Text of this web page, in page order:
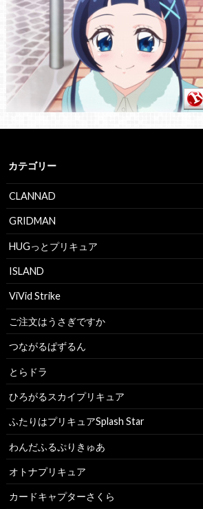
カテゴリー
CLANNAD
GRIDMAN
HUGっとプリキュア
ISLAND
ViVid Strike
ご注文はうさぎですか
つながるぱずるん
とらドラ
ひろがるスカイプリキュア
ふたりはプリキュアSplash Star
わんだふるぷりきゅあ
オトナプリキュア
カードキャプターさくら